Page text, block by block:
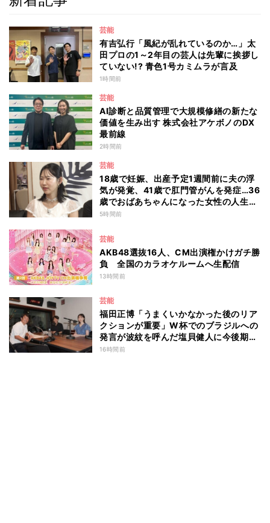
芸能
有吉弘行「風紀が乱れているのか…」太
田プロの1～2年目の芸人は先輩に挨拶し
ていない!? 青色1号カミムラが言及
1時間前
芸能
AI診断と品質管理で大規模修繕の新たな
価値を生み出す 株式会社アケボノのDX
最前線
2時間前
芸能
18歳で妊娠、出産予定1週間前に夫の浮
気が発覚、41歳で肛門管がんを発症…36
歳でおばあちゃんになった女性の人生に
島田珠代も思わず涙 『愛のハイエナ
5時間前
芸能
AKB48選抜16人、CM出演権かけガチ勝
負 全国のカラオケルームへ生配信
13時間前
芸能
福田正博「うまくいかなかった後のリア
クションが重要」W杯でのブラジルへの
発言が波紋を呼んだ塩貝健人に今後期待
することは？
16時間前